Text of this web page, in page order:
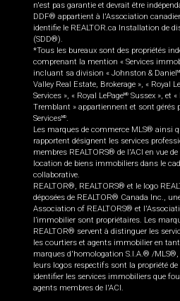
n'est pas garantie et devrait être
DDF® appartient à l'Association
identifie le REALTOR.ca Installation de
(SDD®).
*Tous les bureaux sont des propriétés
comprenant la mention « Services
incluant sa division « Johnston & Daniel
Valley Real Estate, Brokerage », « Royal
Services », « Royal LePageMD Sussex », et
Tremblant » appartiennent et sont gérés
ServicesMD.
Les marques de commerce MLS® ainsi
rapportent désignent les services
membres REALTORS® de l'ACI en vue
location de biens immobiliers dans le
collaborative.
REALTOR®, REALTORS® et le logo
déposées de REALTOR® Canada Inc.,
Association of REALTORS® et
l’immobilier sont propriétaires. Les
REALTOR® servent à distinguer les
les courtiers et agents immobilier en
marques d'homologation S.I.A.® /MLS®,
leurs logos respectifs sont la propriété
identifier les services immobiliers que
agents membres de l'ACI.